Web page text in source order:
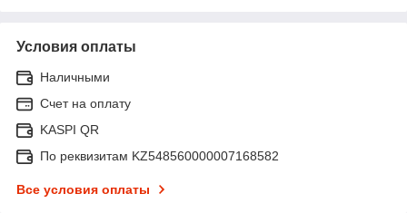
Условия оплаты
Наличными
Счет на оплату
KASPI QR
По реквизитам KZ548560000007168582
Все условия оплаты